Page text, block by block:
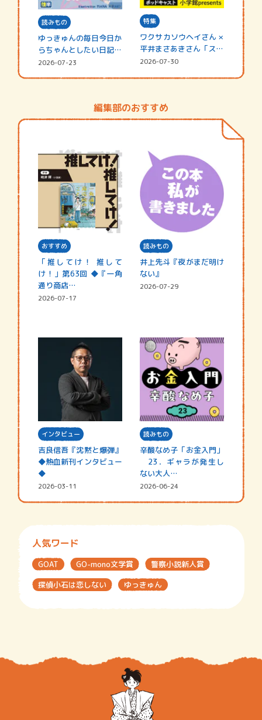
読みもの
ゆっきゅんの毎日今日か
らちゃんとしたい日記
☆202…
2026-07-23
特集
ワクサカソウヘイさん ×
平井まさあきさん「スペ
シャ…
2026-07-30
編集部のおすすめ
おすすめ
「推してけ！ 推して
け！」第63回 ◆『一角
通り商店…
2026-07-17
読みもの
井上先斗『夜がまだ明け
ない』
2026-07-29
インタビュー
吉良信吾『沈黙と爆弾』
◆熱血新刊インタビュー
◆
2026-03-11
読みもの
辛酸なめ子「お金入門」
23．ギャラが発生し
ない大人…
2026-06-24
人気ワード
GOAT GO-mono文学賞
警察小説新人賞
探偵小石は恋しない
ゆっきゅん